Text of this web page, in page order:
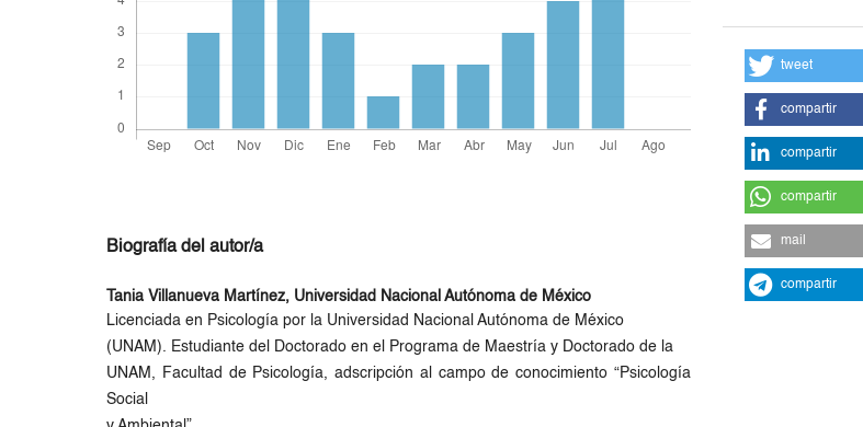
Biografía del autor/a
Tania Villanueva Martínez, Universidad Nacional Autónoma de México
Licenciada en Psicología por la Universidad Nacional Autónoma de México
(UNAM). Estudiante del Doctorado en el Programa de Maestría y Doctorado de la
UNAM, Facultad de Psicología, adscripción al campo de conocimiento “Psicología
Social
tweet
compartir
compartir
compartir
mail
compartir